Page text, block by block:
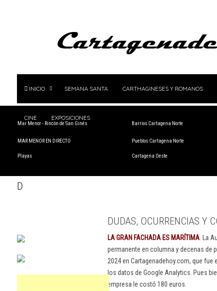
INICIO SEMANA SANTA CARTHAGINESES Y ROMANOS
CINE EXPOSICIONES
Mar Menor - Rincón de San Ginés
MAR MENOR EN DIRECTO
Playas
Barrios Cartagena Norte
Pueblos Cartagena Norte
Cartagena Oeste
D
DUDAS, OCURRENCIAS Y
LA GRAN FACHADA ES MARÍTIMA . La
permanente en columna y decenas
2024 en Cartagenadehoy.com, que
los datos de Google Analytics. Pues
empresa le costó 180 euros.